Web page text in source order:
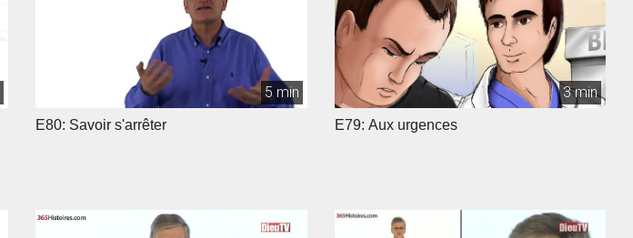
5 min
E80: Savoir s'arrêter
3 min
E79: Aux urgences